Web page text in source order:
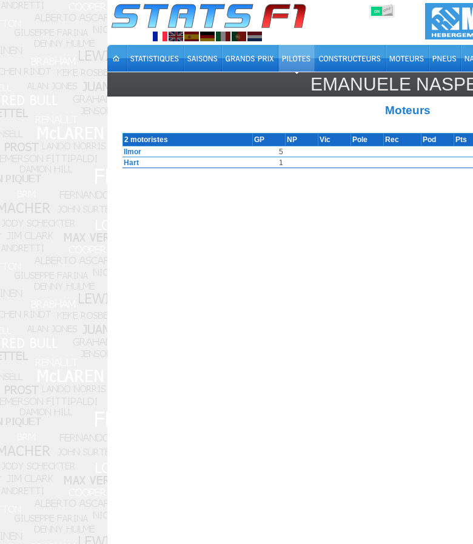
ON OFF
EMANUELE
Moteurs
2 motoristes
GP NP Vic Pole Rec Pod Pts
Ilmor
5
Hart
1